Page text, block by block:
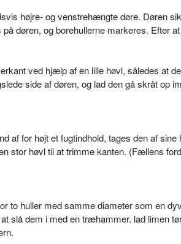
højre- og venstrehængte døre. Døren
døren, og borehullerne markeres. Efter
ved hjælp af en lille høvl, således at
side af døren, og lad den gå skråt op
af for højt et fugtindhold, tages den af
stor høvl til at trimme kanten. (Fællens
to huller med samme diameter som en
slå dem i med en træhammer. lad limen